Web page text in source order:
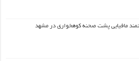
مافیایی پشت صحنه کوهخواری در مشهد